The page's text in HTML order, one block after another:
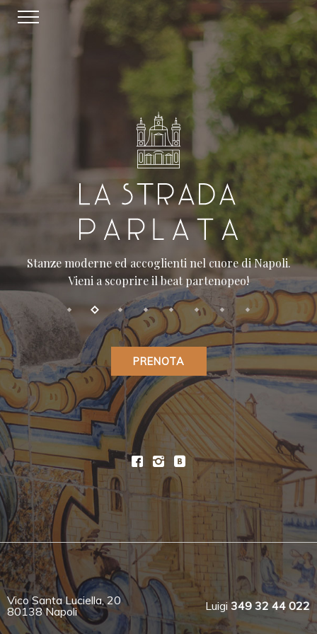
Stanze moderne ed accoglienti nel cuore di Napoli.
Vieni a scoprire il beat partenopeo!
PRENOTA
Vico Santa Luciella, 20
80138 Napoli
Luigi 349 32 44 022